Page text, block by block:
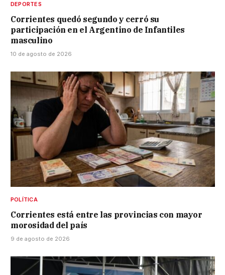
DEPORTES
Corrientes quedó segundo y cerró su
participación en el Argentino de Infantiles
masculino
10 de agosto de 2026
POLÍTICA
Corrientes está entre las provincias con mayor
morosidad del país
9 de agosto de 2026